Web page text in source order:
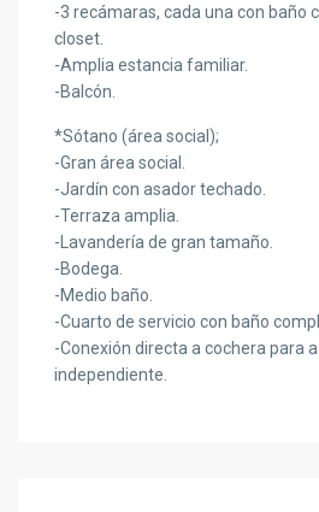
-3 recámaras, cada una con baño
closet.
-Amplia estancia familiar.
-Balcón.
*Sótano (área social);
-Gran área social.
-Jardín con asador techado.
-Terraza amplia.
-Lavandería de gran tamaño.
-Bodega.
-Medio baño.
-Cuarto de servicio con baño
-Conexión directa a cochera para
independiente.